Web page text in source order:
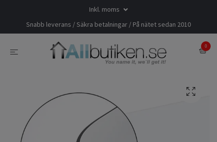
Inkl. moms
Snabb leverans / Säkra betalningar / På nätet sedan 2010
0